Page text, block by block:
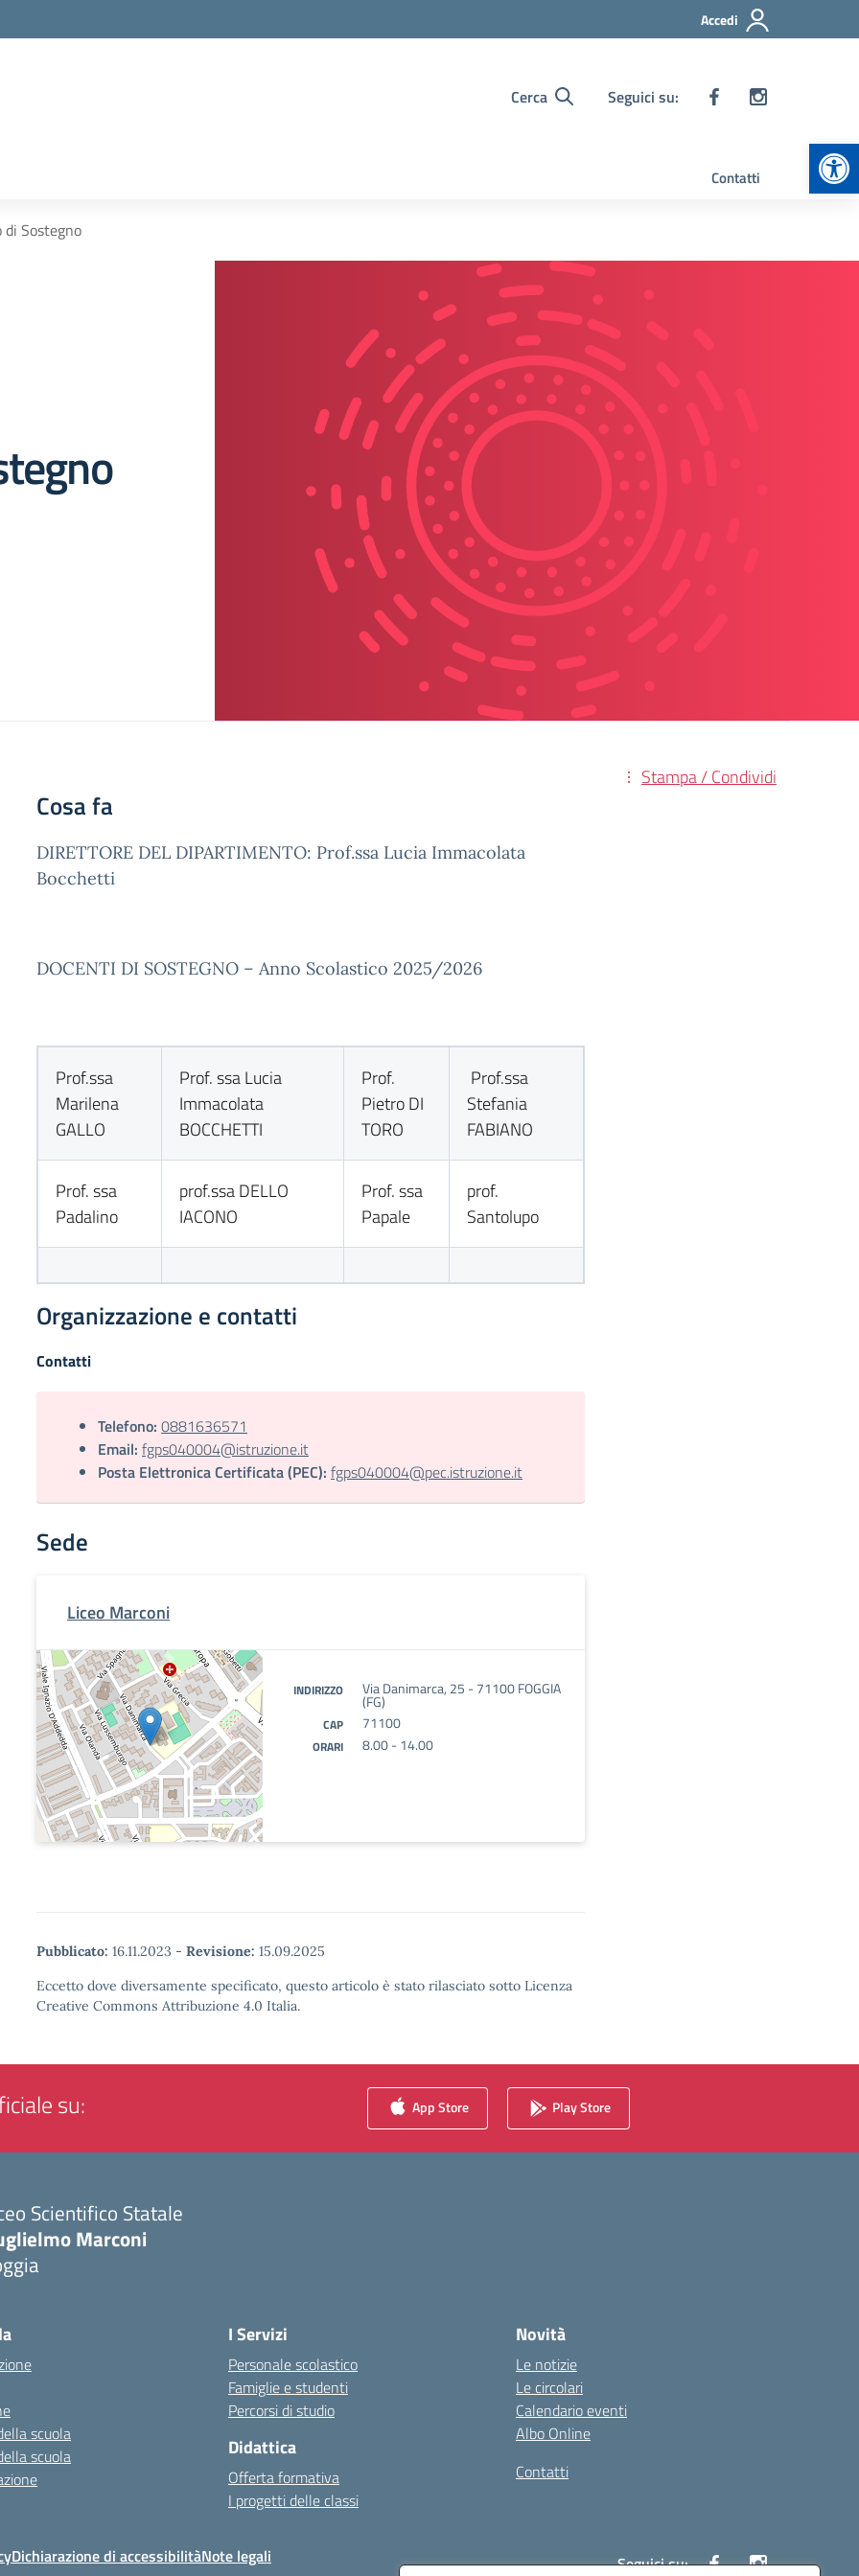
Accedi
Cerca Seguici su:
Contatti
Sostegno
Stampa / Condividi
Cosa fa
DIRETTORE DEL DIPARTIMENTO: Prof.ssa Lucia Immacolata
Bocchetti
DOCENTI DI SOSTEGNO – Anno Scolastico 2025/2026
Prof.ssa
Marilena
GALLO
Prof. ssa Lucia
Immacolata
BOCCHETTI
Prof.
Pietro DI
TORO
Prof.ssa
Stefania
FABIANO
Prof. ssa
Padalino
prof.ssa DELLO
IACONO
Prof. ssa
Papale
prof.
Santolupo
Organizzazione e contatti
Contatti
Telefono: 0881636571
Email: fgps040004@istruzione.it
Posta Elettronica Certificata (PEC): fgps040004@pec.istruzione.it
Sede
Liceo Marconi
INDIRIZZO Via Danimarca, 25 - 71100 FOGGIA
(FG)
CAP 71100
ORARI 8.00 - 14.00
Pubblicato: 16.11.2023 - Revisione: 15.09.2025
Eccetto dove diversamente specificato, questo articolo è stato rilasciato sotto Licenza
Creative Commons Attribuzione 4.0 Italia.
su: App Store Play Store
Scientifico Statale
Marconi
scuola
scuola
I Servizi
Personale scolastico
Famiglie e studenti
Percorsi di studio
Didattica
Offerta formativa
I progetti delle classi
Novità
Le notizie
Le circolari
Calendario eventi
Albo Online
Contatti
Dichiarazione di accessibilitàNote legali Seguici su: